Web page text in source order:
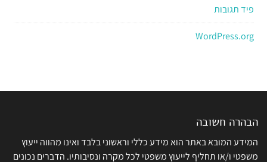
פיד תגובות
WordPress.org
הבהרה חשובה
המידע המובא באתר הוא מידע כללי וראשוני בלבד ואינו מהווה ייעוץ
משפטי ו/או תחליף לייעוץ משפטי לכל מקרה ונסיבותיו. הדברים נכונים